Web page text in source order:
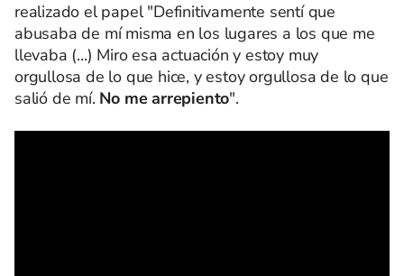
realizado el papel "Definitivamente sentí que
abusaba de mí misma en los lugares a los que me
llevaba (...) Miro esa actuación y estoy muy
orgullosa de lo que hice, y estoy orgullosa de lo que
salió de mí. No me arrepiento".